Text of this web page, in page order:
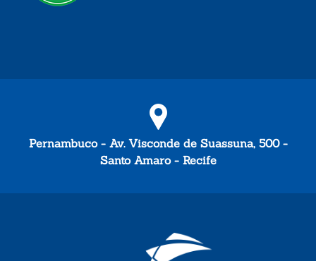
Pernambuco - Av. Visconde de Suassuna, 500 -
Santo Amaro - Recife